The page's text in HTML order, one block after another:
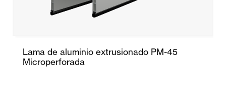
Lama de aluminio extrusionado PM-45
Microperforada